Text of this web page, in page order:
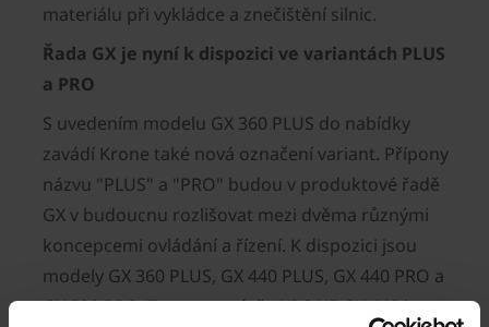
materiálu při vykládce a znečištění silnic.
Řada GX je nyní k dispozici ve variantách PLUS
a PRO
S uvedením modelu GX 360 PLUS do nabídky
zavádí Krone také nová označení variant. Přípony
názvu "PLUS" a "PRO" budou v produktové řadě
GX v budoucnu rozlišovat mezi dvěma různými
koncepcemi ovládání a řízení. K dispozici jsou
modely GX 360 PLUS, GX 440 PLUS, GX 440 PRO a
GX 520 PRO. To znamená, že KRONE GX 440 je